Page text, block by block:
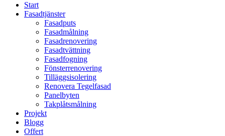
Start
Fasadtjänster
Fasadputs
Fasadmålning
Fasadrenovering
Fasadtvättning
Fasadfogning
Fönsterrenovering
Tilläggsisolering
Renovera Tegelfasad
Panelbyten
Takplåtsmålning
Projekt
Blogg
Offert